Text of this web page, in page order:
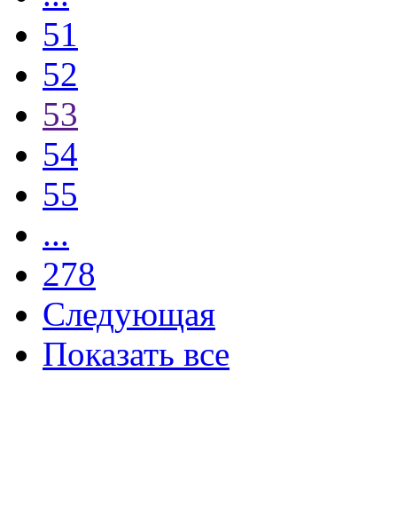
51
52
53
54
55
...
278
Следующая
Показать все